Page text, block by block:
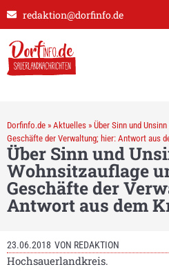
redaktion@dorfinfo.de
Dorfinfo.de » Aktuelles » Über Sinn und
Geschäfte der Verwaltung; hier: Antwort aus
Über Sinn und
Wohnsitzauflage
Geschäfte der
Antwort aus dem
23.06.2018 VON REDAKTION
Hochsauerlandkreis.